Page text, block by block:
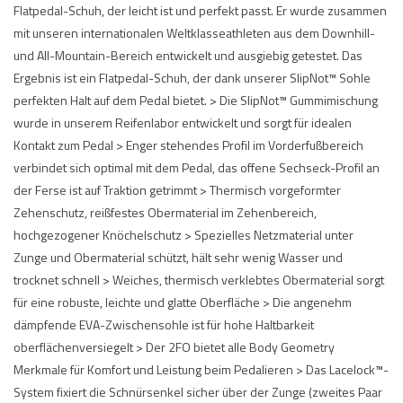
Flatpedal-Schuh, der leicht ist und perfekt passt. Er wurde zusammen
mit unseren internationalen Weltklasseathleten aus dem Downhill-
und All-Mountain-Bereich entwickelt und ausgiebig getestet. Das
Ergebnis ist ein Flatpedal-Schuh, der dank unserer SlipNot™ Sohle
perfekten Halt auf dem Pedal bietet. > Die SlipNot™ Gummimischung
wurde in unserem Reifenlabor entwickelt und sorgt für idealen
Kontakt zum Pedal > Enger stehendes Profil im Vorderfußbereich
verbindet sich optimal mit dem Pedal, das offene Sechseck-Profil an
der Ferse ist auf Traktion getrimmt > Thermisch vorgeformter
Zehenschutz, reißfestes Obermaterial im Zehenbereich,
hochgezogener Knöchelschutz > Spezielles Netzmaterial unter
Zunge und Obermaterial schützt, hält sehr wenig Wasser und
trocknet schnell > Weiches, thermisch verklebtes Obermaterial sorgt
für eine robuste, leichte und glatte Oberfläche > Die angenehm
dämpfende EVA-Zwischensohle ist für hohe Haltbarkeit
oberflächenversiegelt > Der 2FO bietet alle Body Geometry
Merkmale für Komfort und Leistung beim Pedalieren > Das Lacelock™-
System fixiert die Schnürsenkel sicher über der Zunge (zweites Paar